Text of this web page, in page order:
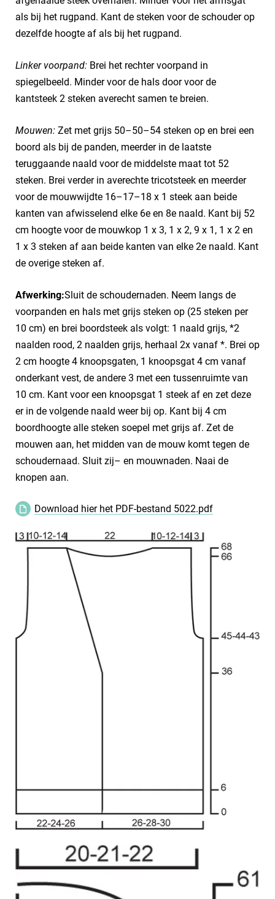
als bij het rugpand. Kant de steken voor de schouder op
dezelfde hoogte af als bij het rugpand.
Linker voorpand: Brei het rechter voorpand in
spiegelbeeld. Minder voor de hals door voor de
kantsteek 2 steken averecht samen te breien.
Mouwen: Zet met grijs 50–50–54 steken op en brei een
boord als bij de panden, meerder in de laatste
teruggaande naald voor de middelste maat tot 52
steken. Brei verder in averechte tricotsteek en meerder
voor de mouwwijdte 16–17–18 x 1 steek aan beide
kanten van afwisselend elke 6e en 8e naald. Kant bij 52
cm hoogte voor de mouwkop 1 x 3, 1 x 2, 9 x 1, 1 x 2 en
1 x 3 steken af aan beide kanten van elke 2e naald. Kant
de overige steken af.
Afwerking:Sluit de schoudernaden. Neem langs de
voorpanden en hals met grijs steken op (25 steken per
10 cm) en brei boordsteek als volgt: 1 naald grijs, *2
naalden rood, 2 naalden grijs, herhaal 2x vanaf *. Brei op
2 cm hoogte 4 knoopsgaten, 1 knoopsgat 4 cm vanaf
onderkant vest, de andere 3 met een tussenruimte van
10 cm. Kant voor een knoopsgat 1 steek af en zet deze
er in de volgende naald weer bij op. Kant bij 4 cm
boordhoogte alle steken soepel met grijs af. Zet de
mouwen aan, het midden van de mouw komt tegen de
schoudernaad. Sluit zij– en mouwnaden. Naai de
knopen aan.
Download hier het PDF-bestand 5022.pdf